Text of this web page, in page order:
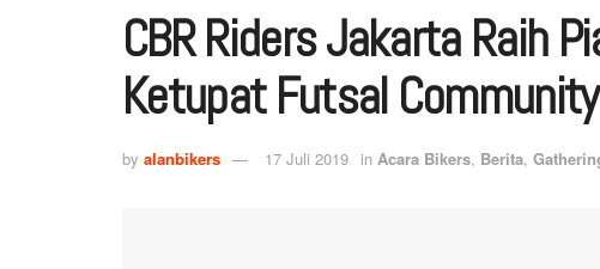
CBR Riders Jakarta Raih
Ketupat Futsal Community
by alanbikers 17 Juli 2019 in Acara Bikers, Berita,